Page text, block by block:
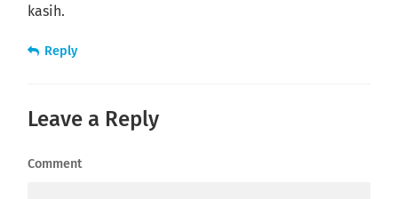
kasih.
Reply
Leave a Reply
Comment